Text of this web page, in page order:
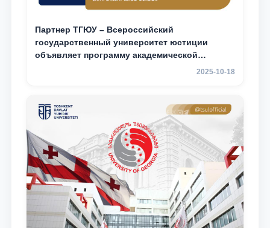
Партнер ТГЮУ – Всероссийский
государственный университет юстиции
объявляет программу академической
мобильности для студентов 2–3 курсов ТГЮУ
2025-10-18